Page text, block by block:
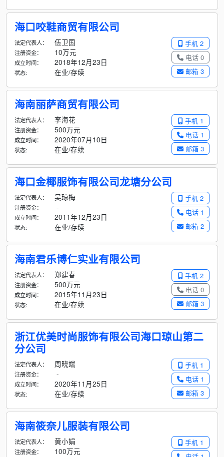
海口咬鞋商贸有限公司
手机 2
电话 0
邮箱 3
法定代表人： 伍卫国
注册资金： 10万元
成立时间： 2018年12月23日
状态: 在业/存续
海南丽萨商贸有限公司
手机 1
电话 1
邮箱 3
法定代表人： 李海花
注册资金： 500万元
成立时间： 2020年07月10日
状态: 在业/存续
海口金椰服饰有限公司龙塘分公司
手机 2
电话 1
邮箱 2
法定代表人： 吴琼梅
注册资金： -
成立时间： 2011年12月23日
状态: 在业/存续
海南君乐博仁实业有限公司
手机 2
电话 0
邮箱 3
法定代表人： 郑建春
注册资金： 500万元
成立时间： 2015年11月23日
状态: 在业/存续
浙江优美时尚服饰有限公司海口琼山第二
分公司
手机 1
电话 1
邮箱 3
法定代表人： 周晓端
注册资金： -
成立时间： 2020年11月25日
状态: 在业/存续
海南筱奈儿服装有限公司
手机 1
法定代表人： 黄小娟
注册资金：
100万元